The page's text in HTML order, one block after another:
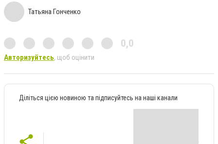
Татьяна Гонченко
0,0
Авторизуйтесь, щоб оцінити
Діліться цією новиною та підписуйтесь на наші канали